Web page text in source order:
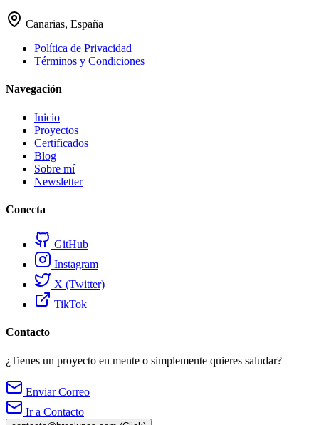
Canarias, España
Política de Privacidad
Términos y Condiciones
Navegación
Inicio
Proyectos
Certificados
Blog
Sobre mí
Newsletter
Conecta
GitHub
Instagram
X (Twitter)
TikTok
Contacto
¿Tienes un proyecto en mente o simplemente quieres saludar?
Enviar Correo
Ir a Contacto